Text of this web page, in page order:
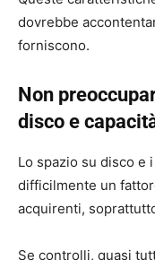
dovrebbe
forniscono.
Non
disco e
Lo spazio su disco e
difficilmente un
acquirenti,
Se controlli, quasi